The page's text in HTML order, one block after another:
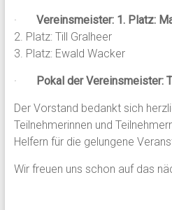
·
Vereinsmeister: 1. Platz:
2. Platz: Till Gralheer
3. Platz: Ewald Wacker
· Pokal der Vereinsmeister:
Der Vorstand bedankt sich
Teilnehmerinnen und
Helfern für die gelungene
Wir freuen uns schon auf das